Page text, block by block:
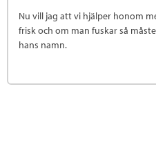
Nu vill jag att vi hjälper honom
frisk och om man fuskar så
hans namn.